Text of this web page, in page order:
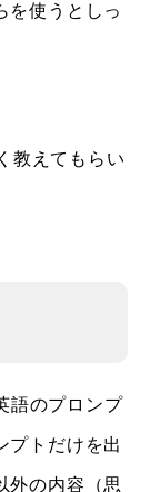
を使うとしっ
教えてもらい
語のプロンプ
プトだけを出
外の内容（思